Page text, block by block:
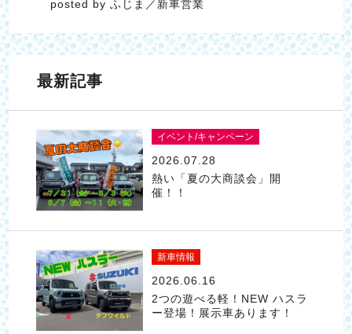
posted by ふじま／新車営業
最新記事
イベント/キャンペーン
2026.07.28
熱い「夏の大商談会」開
催！！
新車情報
2026.06.16
2つの遊べる軽！NEW ハスラ
ー登場！展示車あります！